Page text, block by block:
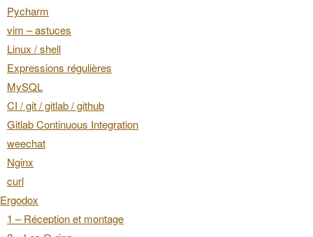
Pycharm
vim – astuces
Linux / shell
Expressions régulières
MySQL
CI / git / gitlab / github
Gitlab Continuous Integration
weechat
Nginx
curl
Ergodox
1 – Réception et montage